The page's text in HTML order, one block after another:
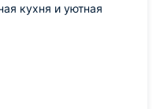
кухня и уютная